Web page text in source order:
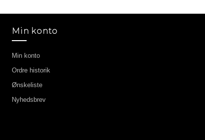
Min konto
Min konto
Ordre historik
Ønskeliste
Nyhedsbrev